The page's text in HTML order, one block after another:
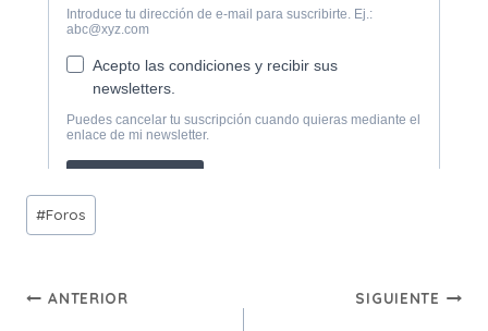
Etiquetas
de
entrada:
#Foros
Navegación
ANTERIOR SIGUIENTE